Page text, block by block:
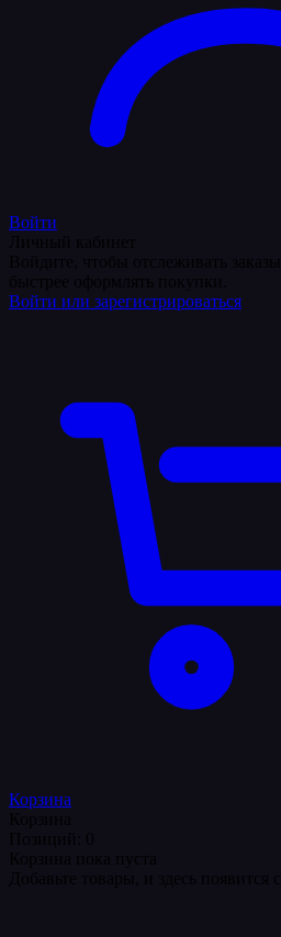
Войти
Войти или зарегистрироваться
Корзина